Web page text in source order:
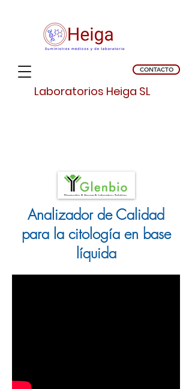
Laboratorios Heiga SL
CONTACTO
Analizador de Calidad
para la citología en base
líquida